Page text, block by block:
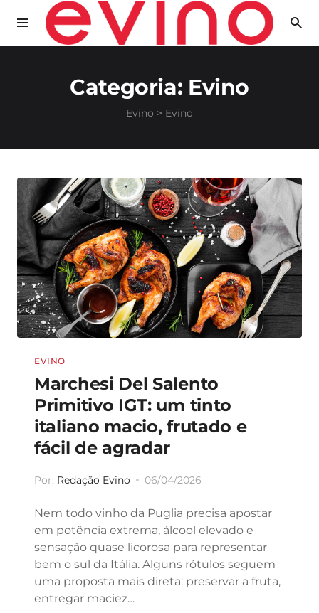
Categoria: Evino
Evino > Evino
EVINO
Marchesi Del Salento
Primitivo IGT: um tinto
italiano macio, frutado e
fácil de agradar
Por: Redação Evino 06/04/2026
Nem todo vinho da Puglia precisa apostar
em potência extrema, álcool elevado e
sensação quase licorosa para representar
bem o sul da Itália. Alguns rótulos seguem
uma proposta mais direta: preservar a fruta,
entregar maciez…